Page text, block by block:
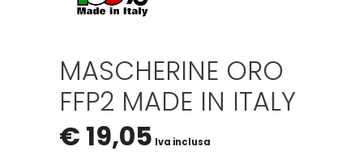
MASCHERINE ORO
FFP2 MADE IN ITALY
€ 19,05 Iva inclusa